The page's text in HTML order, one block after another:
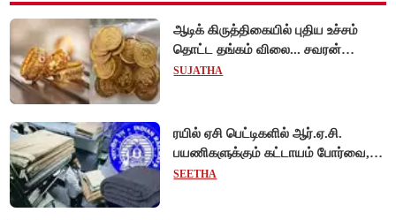
ஆடிக் கிருத்திகையில் புதிய உச்சம்
தொட்ட தங்கம் விலை... சவரன்
ரூ.1,10,000-ஐ கடந்து விற்பனை!
SUJATHA
ரயில் ஏசி பெட்டிகளில் ஆர்.ஏ.சி.
பயணிகளுக்கும் கட்டாயம் போர்வை,
கம்பளி வழங்க உத்தரவு!
SEETHA